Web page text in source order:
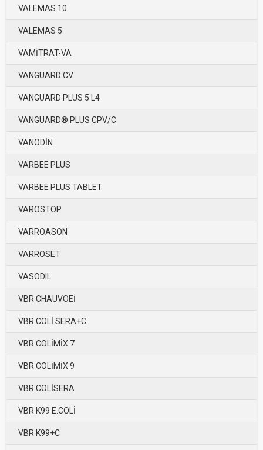
VALEMAS 10
VALEMAS 5
VAMİTRAT-VA
VANGUARD CV
VANGUARD PLUS 5 L4
VANGUARD® PLUS CPV/C
VANODİN
VARBEE PLUS
VARBEE PLUS TABLET
VAROSTOP
VARROASON
VARROSET
VASODIL
VBR CHAUVOEİ
VBR COLİ SERA+C
VBR COLİMİX 7
VBR COLİMİX 9
VBR COLİSERA
VBR K99 E.COLİ
VBR K99+C